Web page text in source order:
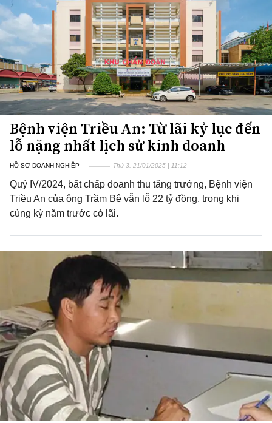
Bệnh viện Triều An: Từ lãi kỷ lục đến
lỗ nặng nhất lịch sử kinh doanh
HỒ SƠ DOANH NGHIỆP Thứ 3, 21/01/2025 | 11:12
Quý IV/2024, bất chấp doanh thu tăng trưởng, Bệnh viện
Triều An của ông Trầm Bê vẫn lỗ 22 tỷ đồng, trong khi
cùng kỳ năm trước có lãi.